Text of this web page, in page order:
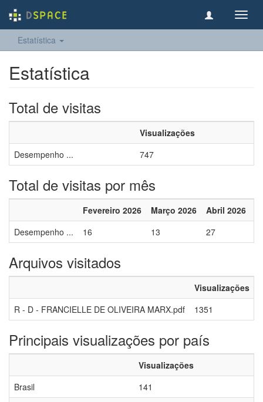
Estatística
Estatística
Total de visitas
Visualizações
Desempenho ...
747
Total de visitas por mês
Fevereiro 2026 Março 2026 Abril 2026
Desempenho ...
16 13 27
Arquivos visitados
Visualizações
R - D - FRANCIELLE DE OLIVEIRA MARX.pdf
1351
Principais visualizações por país
Visualizações
Brasil
141